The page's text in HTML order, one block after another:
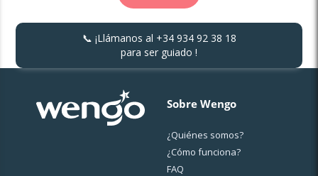
📞 ¡Llámanos al +34 934 92 38 18
para ser guiado !
Sobre Wengo
¿Quiénes somos?
¿Cо́mo funciona?
FAQ